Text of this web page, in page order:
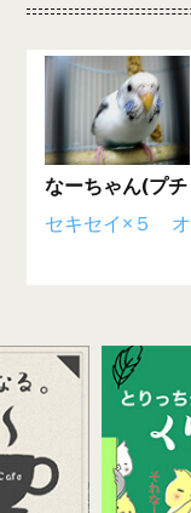
なーちゃん(プ
セキセイ×５